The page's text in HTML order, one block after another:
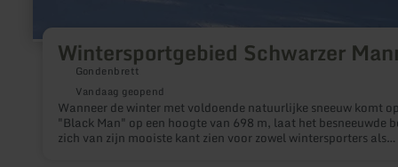
Wintersportgebied Schwarzer
Gondenbrett
Vandaag geopend
Wanneer de winter met voldoende natuurlijke sneeuw komt
"Black Man" op een hoogte van 698 m, laat het besneeuwde
zich van zijn mooiste kant zien voor zowel wintersporters als